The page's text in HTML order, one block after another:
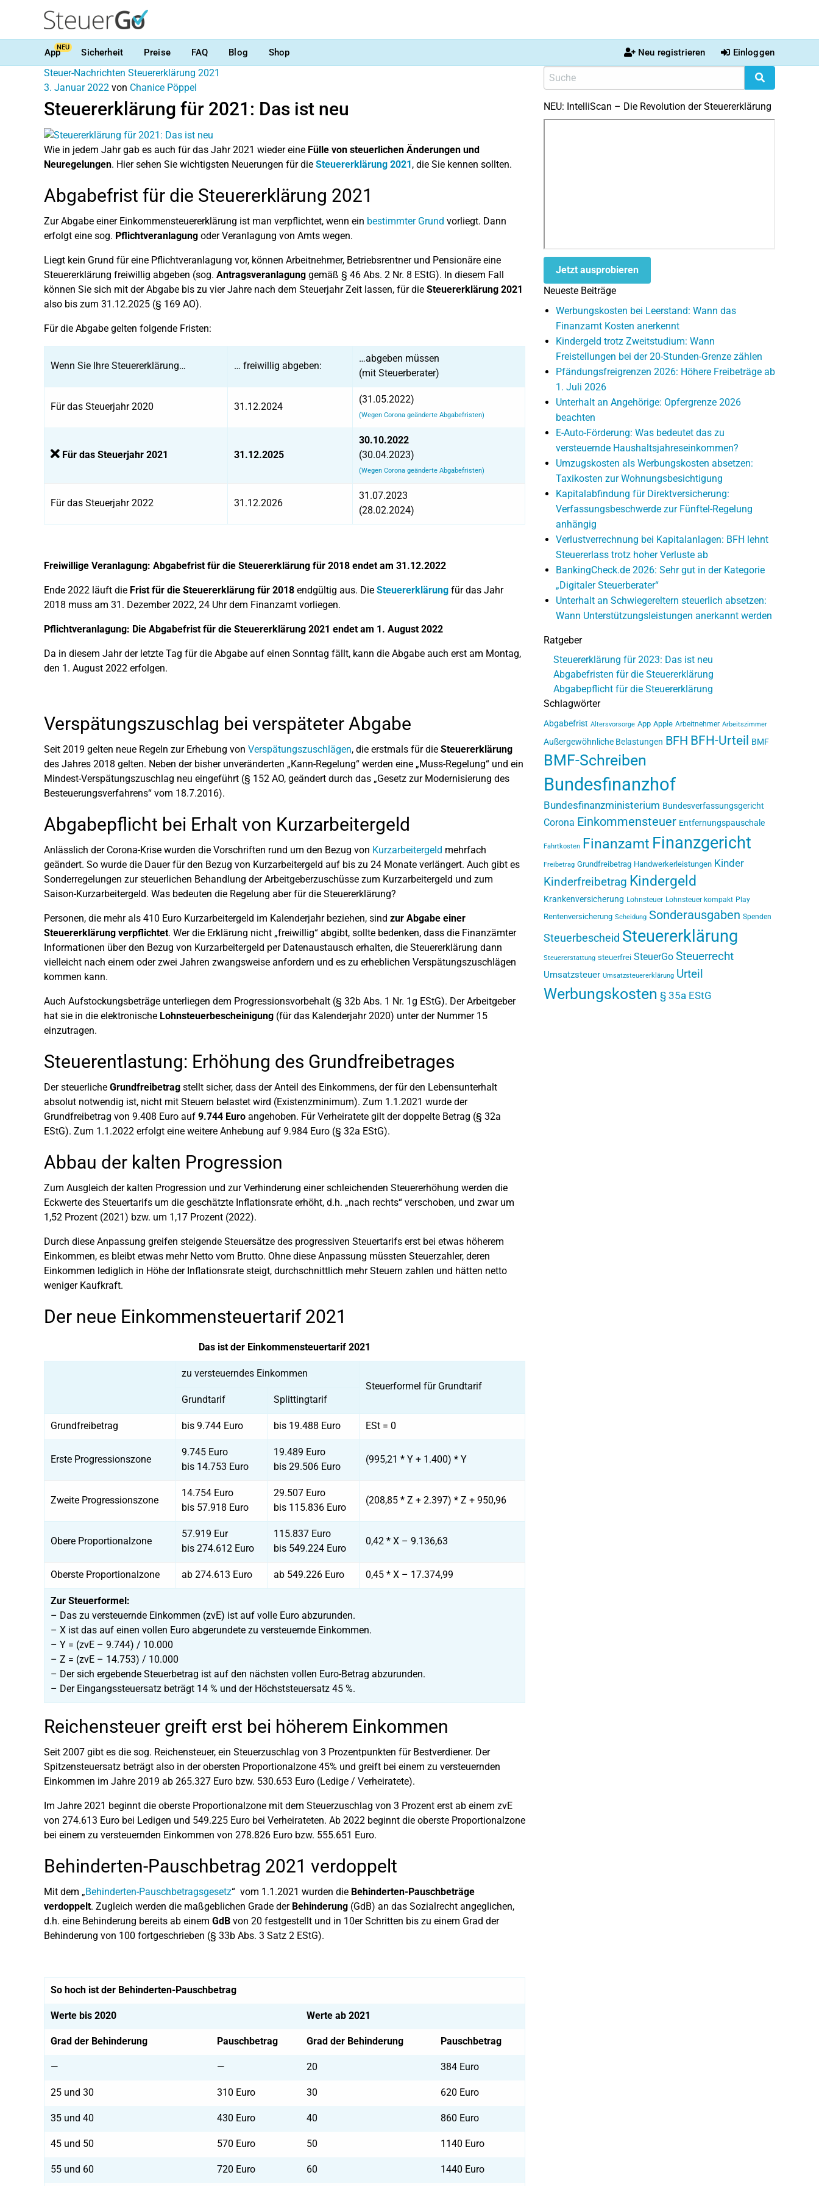
AppNEU Sicherheit Preise FAQ Blog Shop Neu registrieren Einloggen
Steuer-Nachrichten Steuererklärung 2021
3. Januar 2022 von Chanice Pöppel
Steuererklärung für 2021: Das ist neu
Wie in jedem Jahr gab es auch für das Jahr 2021 wieder eine Fülle von steuerlichen Änderungen und
Neuregelungen. Hier sehen Sie wichtigsten Neuerungen für die Steuererklärung 2021, die Sie kennen sollten.
Abgabefrist für die Steuererklärung 2021
Zur Abgabe einer Einkommensteuererklärung ist man verpflichtet, wenn ein bestimmter Grund vorliegt. Dann
erfolgt eine sog. Pflichtveranlagung oder Veranlagung von Amts wegen.
Liegt kein Grund für eine Pflichtveranlagung vor, können Arbeitnehmer, Betriebsrentner und Pensionäre eine
Steuererklärung freiwillig abgeben (sog. Antragsveranlagung gemäß § 46 Abs. 2 Nr. 8 EStG). In diesem Fall
können Sie sich mit der Abgabe bis zu vier Jahre nach dem Steuerjahr Zeit lassen, für die Steuererklärung 2021
also bis zum 31.12.2025 (§ 169 AO).
Für die Abgabe gelten folgende Fristen:
Wenn Sie Ihre Steuererklärung… … freiwillig abgeben:
…abgeben müssen
(mit Steuerberater)
Für das Steuerjahr 2020 31.12.2024
(31.05.2022)
(Wegen Corona geänderte Abgabefristen)
Für das Steuerjahr 2021 31.12.2025
30.10.2022
(30.04.2023)
(Wegen Corona geänderte Abgabefristen)
Für das Steuerjahr 2022 31.12.2026
31.07.2023
(28.02.2024)
Freiwillige Veranlagung: Abgabefrist für die Steuererklärung für 2018 endet am 31.12.2022
Ende 2022 läuft die Frist für die Steuererklärung für 2018 endgültig aus. Die Steuererklärung für das Jahr
2018 muss am 31. Dezember 2022, 24 Uhr dem Finanzamt vorliegen.
Pflichtveranlagung: Die Abgabefrist für die Steuererklärung 2021 endet am 1. August 2022
Da in diesem Jahr der letzte Tag für die Abgabe auf einen Sonntag fällt, kann die Abgabe auch erst am Montag,
den 1. August 2022 erfolgen.
Verspätungszuschlag bei verspäteter Abgabe
Seit 2019 gelten neue Regeln zur Erhebung von Verspätungszuschlägen, die erstmals für die Steuererklärung
des Jahres 2018 gelten. Neben der bisher unveränderten „Kann-Regelung“ werden eine „Muss-Regelung“ und ein
Mindest-Verspätungszuschlag neu eingeführt (§ 152 AO, geändert durch das „Gesetz zur Modernisierung des
Besteuerungsverfahrens“ vom 18.7.2016).
Abgabepflicht bei Erhalt von Kurzarbeitergeld
Anlässlich der Corona-Krise wurden die Vorschriften rund um den Bezug von Kurzarbeitergeld mehrfach
geändert. So wurde die Dauer für den Bezug von Kurzarbeitergeld auf bis zu 24 Monate verlängert. Auch gibt es
Sonderregelungen zur steuerlichen Behandlung der Arbeitgeberzuschüsse zum Kurzarbeitergeld und zum
Saison-Kurzarbeitergeld. Was bedeuten die Regelung aber für die Steuererklärung?
Personen, die mehr als 410 Euro Kurzarbeitergeld im Kalenderjahr beziehen, sind zur Abgabe einer
Steuererklärung verpflichtet. Wer die Erklärung nicht „freiwillig“ abgibt, sollte bedenken, dass die Finanzämter
Informationen über den Bezug von Kurzarbeitergeld per Datenaustausch erhalten, die Steuererklärung dann
vielleicht nach einem oder zwei Jahren zwangsweise anfordern und es zu erheblichen Verspätungszuschlägen
kommen kann.
Auch Aufstockungsbeträge unterliegen dem Progressionsvorbehalt (§ 32b Abs. 1 Nr. 1g EStG). Der Arbeitgeber
hat sie in die elektronische Lohnsteuerbescheinigung (für das Kalenderjahr 2020) unter der Nummer 15
einzutragen.
Steuerentlastung: Erhöhung des Grundfreibetrages
Der steuerliche Grundfreibetrag stellt sicher, dass der Anteil des Einkommens, der für den Lebensunterhalt
absolut notwendig ist, nicht mit Steuern belastet wird (Existenzminimum). Zum 1.1.2021 wurde der
Grundfreibetrag von 9.408 Euro auf 9.744 Euro angehoben. Für Verheiratete gilt der doppelte Betrag (§ 32a
EStG). Zum 1.1.2022 erfolgt eine weitere Anhebung auf 9.984 Euro (§ 32a EStG).
Abbau der kalten Progression
Zum Ausgleich der kalten Progression und zur Verhinderung einer schleichenden Steuererhöhung werden die
Eckwerte des Steuertarifs um die geschätzte Inflationsrate erhöht, d.h. „nach rechts“ verschoben, und zwar um
1,52 Prozent (2021) bzw. um 1,17 Prozent (2022).
Durch diese Anpassung greifen steigende Steuersätze des progressiven Steuertarifs erst bei etwas höherem
Einkommen, es bleibt etwas mehr Netto vom Brutto. Ohne diese Anpassung müssten Steuerzahler, deren
Einkommen lediglich in Höhe der Inflationsrate steigt, durchschnittlich mehr Steuern zahlen und hätten netto
weniger Kaufkraft.
Der neue Einkommensteuertarif 2021
Das ist der Einkommensteuertarif 2021
zu versteuerndes Einkommen
Steuerformel für Grundtarif
Grundtarif
Splittingtarif
Grundfreibetrag bis 9.744 Euro bis 19.488 Euro ESt = 0
Erste Progressionszone
9.745 Euro
bis 14.753 Euro
19.489 Euro
bis 29.506 Euro
(995,21 * Y + 1.400) * Y
Zweite Progressionszone
14.754 Euro
bis 57.918 Euro
29.507 Euro
bis 115.836 Euro
(208,85 * Z + 2.397) * Z + 950,96
Obere Proportionalzone
57.919 Eur
bis 274.612 Euro
115.837 Euro
bis 549.224 Euro
0,42 * X – 9.136,63
Oberste Proportionalzone ab 274.613 Euro ab 549.226 Euro 0,45 * X – 17.374,99
Zur Steuerformel:
– Das zu versteuernde Einkommen (zvE) ist auf volle Euro abzurunden.
– X ist das auf einen vollen Euro abgerundete zu versteuernde Einkommen.
– Y = (zvE – 9.744) / 10.000
– Z = (zvE – 14.753) / 10.000
– Der sich ergebende Steuerbetrag ist auf den nächsten vollen Euro-Betrag abzurunden.
– Der Eingangssteuersatz beträgt 14 % und der Höchststeuersatz 45 %.
Reichensteuer greift erst bei höherem Einkommen
Seit 2007 gibt es die sog. Reichensteuer, ein Steuerzuschlag von 3 Prozentpunkten für Bestverdiener. Der
Spitzensteuersatz beträgt also in der obersten Proportionalzone 45% und greift bei einem zu versteuernden
Einkommen im Jahre 2019 ab 265.327 Euro bzw. 530.653 Euro (Ledige / Verheiratete).
Im Jahre 2021 beginnt die oberste Proportionalzone mit dem Steuerzuschlag von 3 Prozent erst ab einem zvE
von 274.613 Euro bei Ledigen und 549.225 Euro bei Verheirateten. Ab 2022 beginnt die oberste Proportionalzone
bei einem zu versteuernden Einkommen von 278.826 Euro bzw. 555.651 Euro.
Behinderten-Pauschbetrag 2021 verdoppelt
Mit dem „Behinderten-Pauschbetragsgesetz“ vom 1.1.2021 wurden die Behinderten-Pauschbeträge
verdoppelt. Zugleich werden die maßgeblichen Grade der Behinderung (GdB) an das Sozialrecht angeglichen,
d.h. eine Behinderung bereits ab einem GdB von 20 festgestellt und in 10er Schritten bis zu einem Grad der
Behinderung von 100 fortgeschrieben (§ 33b Abs. 3 Satz 2 EStG).
So hoch ist der Behinderten-Pauschbetrag
Werte bis 2020 Werte ab 2021
Grad der Behinderung Pauschbetrag Grad der Behinderung Pauschbetrag
— — 20 384 Euro
25 und 30 310 Euro 30 620 Euro
35 und 40 430 Euro 40 860 Euro
45 und 50 570 Euro 50 1140 Euro
55 und 60 720 Euro 60 1440 Euro
NEU: IntelliScan – Die Revolution der Steuererklärung
Jetzt ausprobieren
Neueste Beiträge
Werbungskosten bei Leerstand: Wann das
Finanzamt Kosten anerkennt
Kindergeld trotz Zweitstudium: Wann
Freistellungen bei der 20-Stunden-Grenze zählen
Pfändungsfreigrenzen 2026: Höhere Freibeträge ab
1. Juli 2026
Unterhalt an Angehörige: Opfergrenze 2026
beachten
E-Auto-Förderung: Was bedeutet das zu
versteuernde Haushaltsjahreseinkommen?
Umzugskosten als Werbungskosten absetzen:
Taxikosten zur Wohnungsbesichtigung
Kapitalabfindung für Direktversicherung:
Verfassungsbeschwerde zur Fünftel-Regelung
anhängig
Verlustverrechnung bei Kapitalanlagen: BFH lehnt
Steuererlass trotz hoher Verluste ab
BankingCheck.de 2026: Sehr gut in der Kategorie
„Digitaler Steuerberater“
Unterhalt an Schwiegereltern steuerlich absetzen:
Wann Unterstützungsleistungen anerkannt werden
Ratgeber
Steuererklärung für 2023: Das ist neu
Abgabefristen für die Steuererklärung
Abgabepflicht für die Steuererklärung
Schlagwörter
Abgabefrist Altersvorsorge App Apple Arbeitnehmer Arbeitszimmer
Außergewöhnliche Belastungen BFH BFH-Urteil BMF
BMF-Schreiben
Bundesfinanzhof
Bundesfinanzministerium Bundesverfassungsgericht
Corona Einkommensteuer Entfernungspauschale
Fahrtkosten Finanzamt Finanzgericht
Freibetrag Grundfreibetrag Handwerkerleistungen Kinder
Kinderfreibetrag Kindergeld
Krankenversicherung Lohnsteuer Lohnsteuer kompakt Play
Rentenversicherung Scheidung Sonderausgaben Spenden
Steuerbescheid Steuererklärung
Steuererstattung steuerfrei SteuerGo Steuerrecht
Umsatzsteuer Umsatzsteuererklärung Urteil
Werbungskosten § 35a EStG